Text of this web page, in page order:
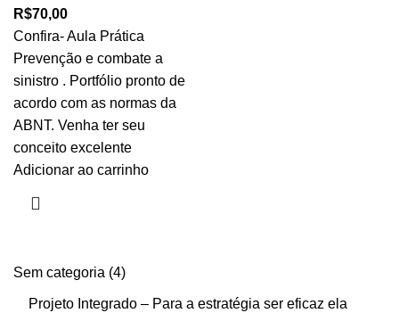
Sem categoria 4
Projeto Integrado – Para a estratégia ser eficaz ela
R$70,00
Confira- Aula Prática
Prevenção e combate a
sinistro . Portfólio pronto de
acordo com as normas da
ABNT. Venha ter seu
conceito excelente
Adicionar ao carrinho